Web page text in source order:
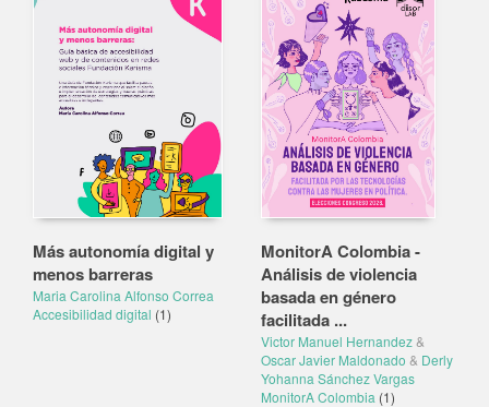
Más autonomía digital y
menos barreras
Maria Carolina Alfonso Correa
Accesibilidad digital (1)
MonitorA Colombia -
Análisis de violencia
basada en género
facilitada ...
Victor Manuel Hernandez&
Oscar Javier Maldonado & Derly
Yohanna Sánchez Vargas
MonitorA Colombia (1)